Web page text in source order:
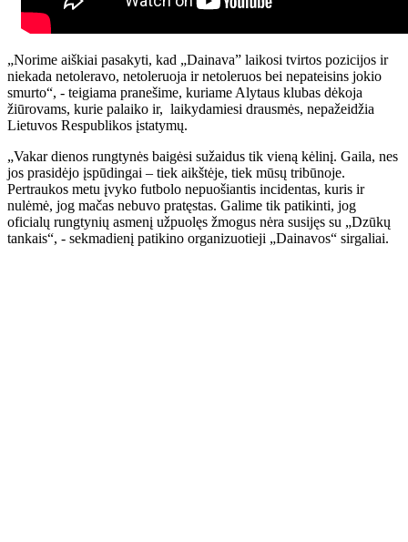
„Norime aiškiai pasakyti, kad „Dainava” laikosi tvirtos pozicijos ir
niekada netoleravo, netoleruoja ir netoleruos bei nepateisins jokio
smurto“, - teigiama pranešime, kuriame Alytaus klubas dėkoja
žiūrovams, kurie palaiko ir, laikydamiesi drausmės, nepažeidžia
Lietuvos Respublikos įstatymų.
„Vakar dienos rungtynės baigėsi sužaidus tik vieną kėlinį. Gaila, nes
jos prasidėjo įspūdingai – tiek aikštėje, tiek mūsų tribūnoje.
Pertraukos metu įvyko futbolo nepuošiantis incidentas, kuris ir
nulėmė, jog mačas nebuvo pratęstas. Galime tik patikinti, jog
oficialų rungtynių asmenį užpuolęs žmogus nėra susijęs su „Dzūkų
tankais“, - sekmadienį patikino organizuotieji „Dainavos“ sirgaliai.